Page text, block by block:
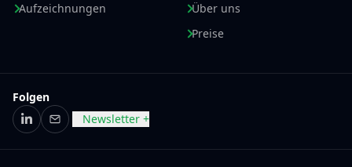
Aufzeichnungen
Über uns
Preise
Folgen
LinkedIn
E-MailNewsletter +